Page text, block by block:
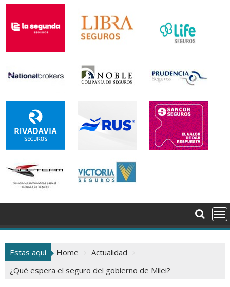
Estas aquí Home
Actualidad
¿Qué espera el seguro del gobierno de Milei?